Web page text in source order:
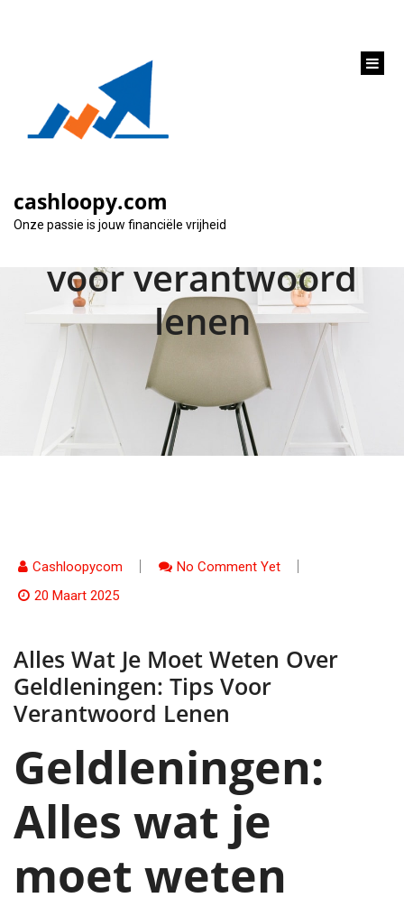
cashloopy.com
Onze passie is jouw financiële vrijheid
Alles wat je moet
weten over
geldleningen: Tips
voor verantwoord
lenen
Cashloopycom
No Comment Yet
20 Maart 2025
Alles Wat Je Moet Weten Over
Geldleningen: Tips Voor
Verantwoord Lenen
Geldleningen:
Alles wat je
moet weten